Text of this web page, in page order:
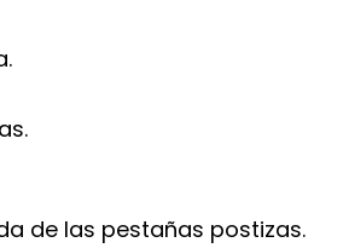
de las pestañas postizas.